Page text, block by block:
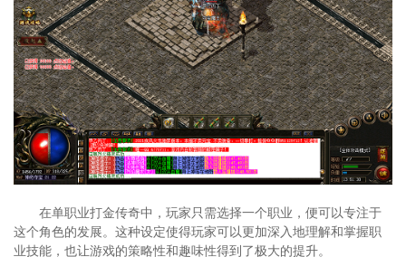
在单职业打金传奇中，玩家只需选择一个职业，便可以专注于
这个角色的发展。这种设定使得玩家可以更加深入地理解和掌握职
业技能，也让游戏的策略性和趣味性得到了极大的提升。